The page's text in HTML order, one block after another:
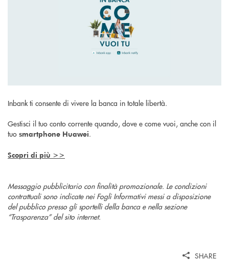
Inbank ti consente di vivere la banca in totale libertà.
Gestisci il tuo conto corrente quando, dove e come vuoi, anche con il
tuo smartphone Huawei.
Scopri di più >>
Messaggio pubblicitario con finalità promozionale. Le condizioni
contrattuali sono indicate nei Fogli Informativi messi a disposizione
del pubblico presso gli sportelli della banca e nella sezione
“Trasparenza” del sito internet.
SHARE